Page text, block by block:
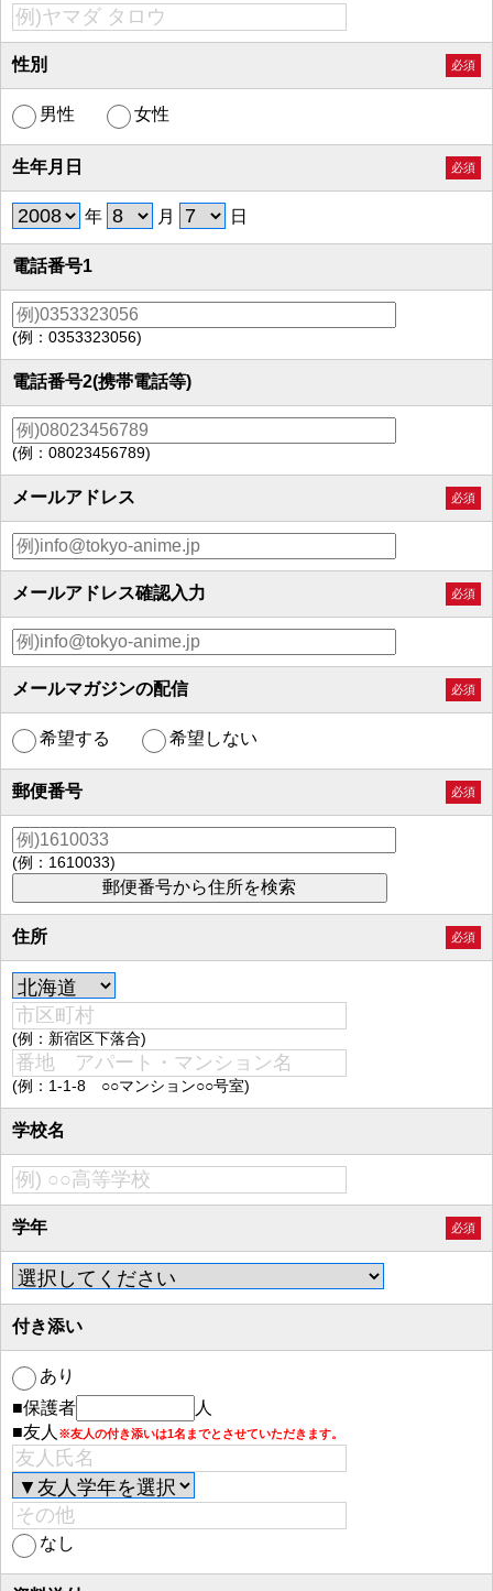
性別 必須
男性 女性
生年月日 必須
年 月 日
電話番号1
(例：0353323056)
電話番号2(携帯電話等)
(例：08023456789)
メールアドレス 必須
メールアドレス確認入力 必須
メールマガジンの配信 必須
希望する 希望しない
郵便番号 必須
(例：1610033)
住所 必須
(例：新宿区下落合)
(例：1-1-8 ○○マンション○○号室)
学校名
学年 必須
付き添い
あり
■保護者
人
■友人 ※友人の付き添いは1名までとさせていただきます。
なし